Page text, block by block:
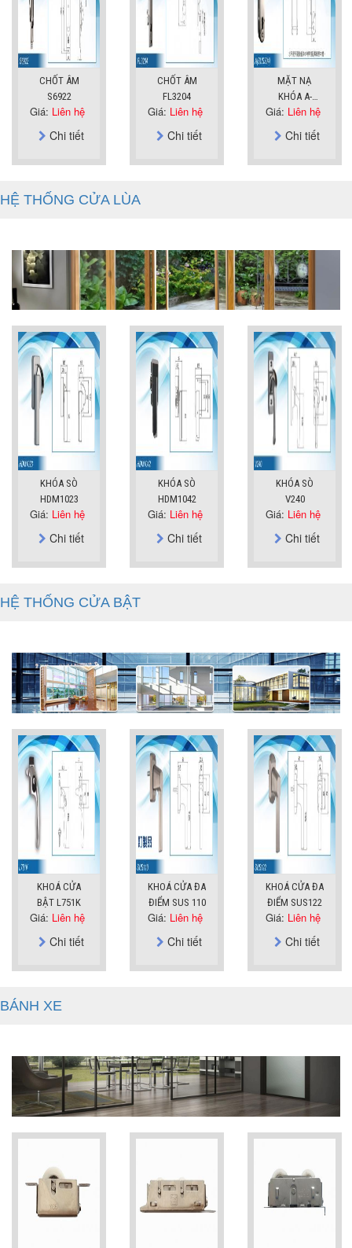
CHỐT ÂM
S6922
Giá: Liên hệ
Chi tiết
CHỐT ÂM
FL3204
Giá: Liên hệ
Chi tiết
MẶT NẠ
KHÓA A-
SUS304
Giá: Liên hệ
Chi tiết
HỆ THỐNG CỬA LÙA
KHÓA SÒ
HDM1023
Giá: Liên hệ
Chi tiết
KHÓA SÒ
HDM1042
Giá: Liên hệ
Chi tiết
KHÓA SÒ
V240
Giá: Liên hệ
Chi tiết
HỆ THỐNG CỬA BẬT
KHOÁ CỬA
BẬT L751K
Giá: Liên hệ
Chi tiết
KHOÁ CỬA ĐA
ĐIỂM SUS 110
Giá: Liên hệ
Chi tiết
KHOÁ CỬA ĐA
ĐIỂM SUS122
Giá: Liên hệ
Chi tiết
BÁNH XE